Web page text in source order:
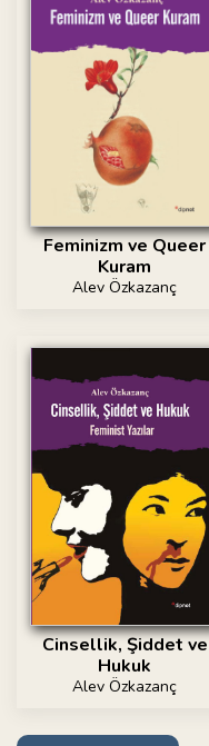
Feminizm ve Queer
Kuram
Alev Özkazanç
Cinsellik, Şiddet ve
Hukuk
Alev Özkazanç